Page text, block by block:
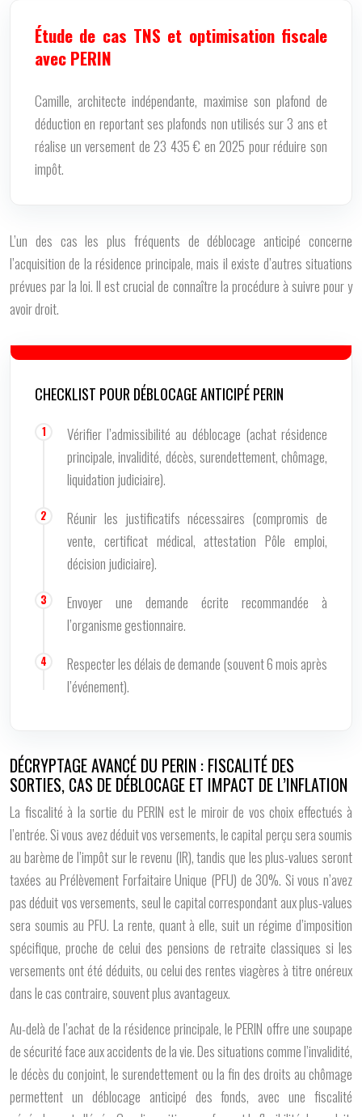
Étude de cas TNS et optimisation fiscale
avec PERIN
Camille, architecte indépendante, maximise son plafond de
déduction en reportant ses plafonds non utilisés sur 3 ans et
réalise un versement de 23 435 € en 2025 pour réduire son
impôt.
L’un des cas les plus fréquents de déblocage anticipé concerne
l’acquisition de la résidence principale, mais il existe d’autres situations
prévues par la loi. Il est crucial de connaître la procédure à suivre pour y
avoir droit.
CHECKLIST POUR DÉBLOCAGE ANTICIPÉ PERIN
Vérifier l’admissibilité au déblocage (achat résidence
principale, invalidité, décès, surendettement, chômage,
liquidation judiciaire).
Réunir les justificatifs nécessaires (compromis de
vente, certificat médical, attestation Pôle emploi,
décision judiciaire).
Envoyer une demande écrite recommandée à
l’organisme gestionnaire.
Respecter les délais de demande (souvent 6 mois après
l’événement).
DÉCRYPTAGE AVANCÉ DU PERIN : FISCALITÉ DES
SORTIES, CAS DE DÉBLOCAGE ET IMPACT DE L’INFLATION
La fiscalité à la sortie du PERIN est le miroir de vos choix effectués à
l’entrée. Si vous avez déduit vos versements, le capital perçu sera soumis
au barème de l’impôt sur le revenu (IR), tandis que les plus-values seront
taxées au Prélèvement Forfaitaire Unique (PFU) de 30%. Si vous n’avez
pas déduit vos versements, seul le capital correspondant aux plus-values
sera soumis au PFU. La rente, quant à elle, suit un régime d’imposition
spécifique, proche de celui des pensions de retraite classiques si les
versements ont été déduits, ou celui des rentes viagères à titre onéreux
dans le cas contraire, souvent plus avantageux.
Au-delà de l’achat de la résidence principale, le PERIN offre une soupape
de sécurité face aux accidents de la vie. Des situations comme l’invalidité,
le décès du conjoint, le surendettement ou la fin des droits au chômage
permettent un déblocage anticipé des fonds, avec une fiscalité